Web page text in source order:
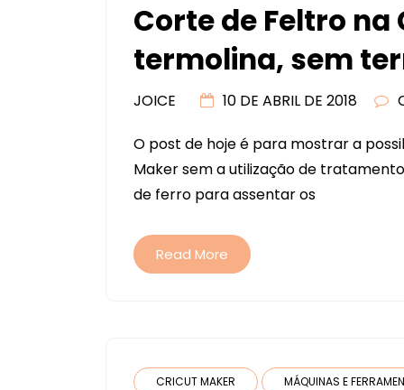
Corte de Feltro
termolina, sem
JOICE 10 DE ABRIL DE 2018
O post de hoje é para mostrar a
Maker sem a utilização de
de ferro para assentar os
Read More
CRICUT MAKER MÁQUINAS E